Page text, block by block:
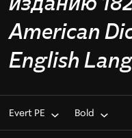
American
English
Evert PE Bold